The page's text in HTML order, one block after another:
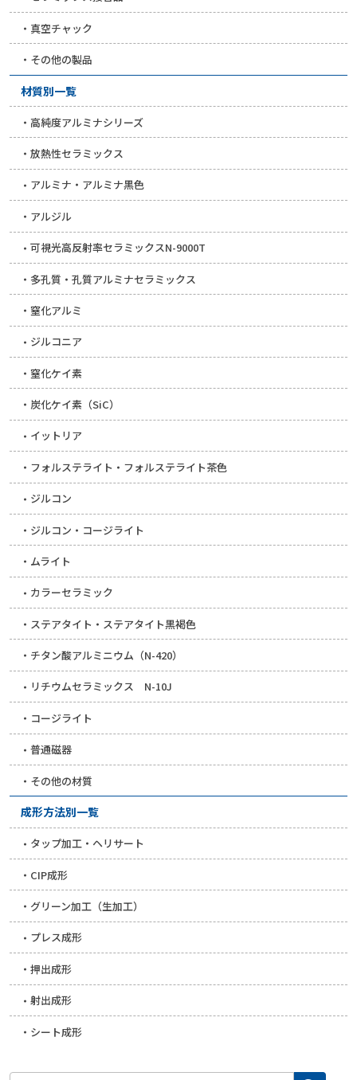
真空チャック
その他の製品
材質別一覧
高純度アルミナシリーズ
放熱性セラミックス
アルミナ・アルミナ黒色
アルジル
可視光高反射率セラミックスN-9000T
多孔質・孔質アルミナセラミックス
窒化アルミ
ジルコニア
窒化ケイ素
炭化ケイ素（SiC）
イットリア
フォルステライト・フォルステライト茶色
ジルコン
ジルコン・コージライト
ムライト
カラーセラミック
ステアタイト・ステアタイト黒褐色
チタン酸アルミニウム（N-420）
リチウムセラミックス N-10J
コージライト
普通磁器
その他の材質
成形方法別一覧
タップ加工・ヘリサート
CIP成形
グリーン加工（生加工）
プレス成形
押出成形
射出成形
シート成形